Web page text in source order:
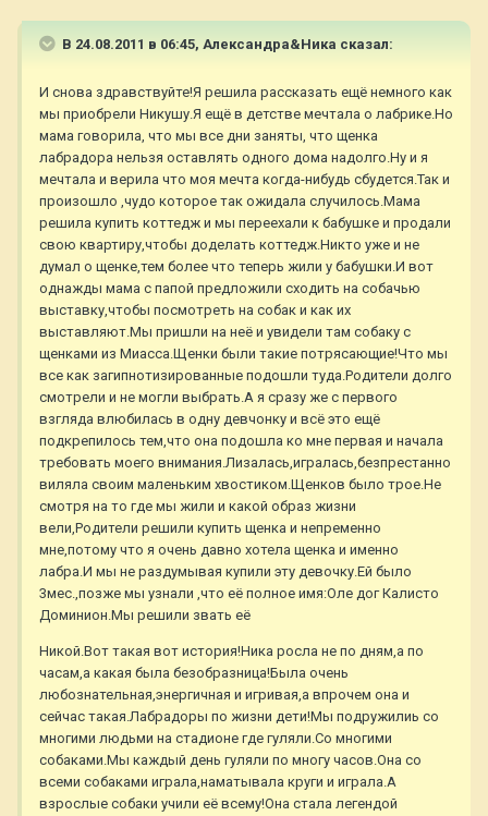
В 24.08.2011 в 06:45, Александра&Ника сказал:
И снова здравствуйте!Я решила рассказать ещё немного как
мы приобрели Никушу.Я ещё в детстве мечтала о лабрике.Но
мама говорила, что мы все дни заняты, что щенка
лабрадора нельзя оставлять одного дома надолго.Ну и я
мечтала и верила что моя мечта когда-нибудь сбудется.Так и
произошло ,чудо которое так ожидала случилось.Мама
решила купить коттедж и мы переехали к бабушке и продали
свою квартиру,чтобы доделать коттедж.Никто уже и не
думал о щенке,тем более что теперь жили у бабушки.И вот
однажды мама с папой предложили сходить на собачью
выставку,чтобы посмотреть на собак и как их
выставляют.Мы пришли на неё и увидели там собаку с
щенками из Миасса.Щенки были такие потрясающие!Что мы
все как загипнотизированные подошли туда.Родители долго
смотрели и не могли выбрать.А я сразу же с первого
взгляда влюбилась в одну девчонку и всё это ещё
подкрепилось тем,что она подошла ко мне первая и начала
требовать моего внимания.Лизалась,игралась,безпрестанно
виляла своим маленьким хвостиком.Щенков было трое.Не
смотря на то где мы жили и какой образ жизни
вели,Родители решили купить щенка и непременно
мне,потому что я очень давно хотела щенка и именно
лабра.И мы не раздумывая купили эту девочку.Ей было
3мес.,позже мы узнали ,что её полное имя:Оле дог Калисто
Доминион.Мы решили звать её
Никой.Вот такая вот история!Ника росла не по дням,а по
часам,а какая была безобразница!Была очень
любознательная,энергичная и игривая,а впрочем она и
сейчас такая.Лабрадоры по жизни дети!Мы подружилиь со
многими людьми на стадионе где гуляли.Со многими
собаками.Мы каждый день гуляли по многу часов.Она со
всеми собаками играла,наматывала круги и играла.А
взрослые собаки учили её всему!Она стала легендой